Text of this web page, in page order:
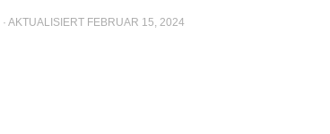
· AKTUALISIERT FEBRUAR 15, 2024